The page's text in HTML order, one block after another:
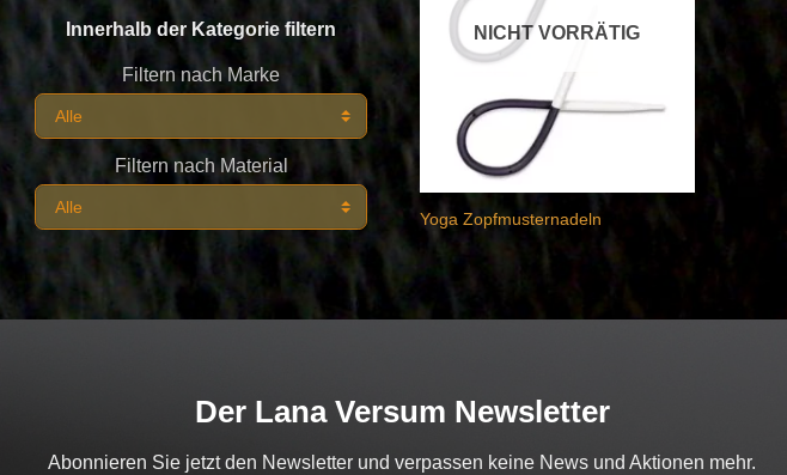
Innerhalb der Kategorie filtern
Filtern nach Marke
Filtern nach Material
NICHT VORRÄTIG
Yoga Zopfmusternadeln
Der Lana Versum Newsletter
Abonnieren Sie jetzt den Newsletter und verpassen keine News und Aktionen mehr.